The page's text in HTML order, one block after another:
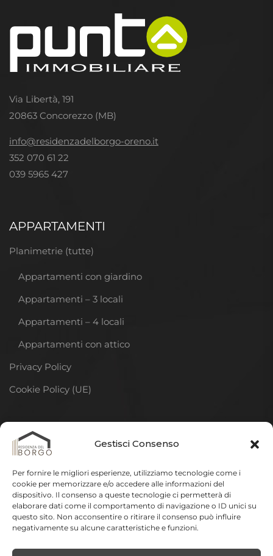
Gestisci Consenso
Per fornire le migliori esperienze, utilizziamo tecnologie come i
cookie per memorizzare e/o accedere alle informazioni del
dispositivo. Il consenso a queste tecnologie ci permetterà di
elaborare dati come il comportamento di navigazione o ID unici su
questo sito. Non acconsentire o ritirare il consenso può influire
negativamente su alcune caratteristiche e funzioni.
Via Libertà, 191
20863 Concorezzo (MB)
info@residenzadelborgo-oreno.it
352 070 61 22
039 5965 427
APPARTAMENTI
Planimetrie (tutte)
Appartamenti con giardino
Appartamenti – 3 locali
Appartamenti – 4 locali
Appartamenti con attico
Privacy Policy
Cookie Policy (UE)
DISCLAIMER
ha lo scopo di illustrare gli elementi fondamentali e più
significativi del progetto. In sede di elaborazione del
progetto esecutivo e della realizzazione delle opere
potranno essere apportate varianti a quanto qui
riportato per esigenze tecniche, impiantistiche,